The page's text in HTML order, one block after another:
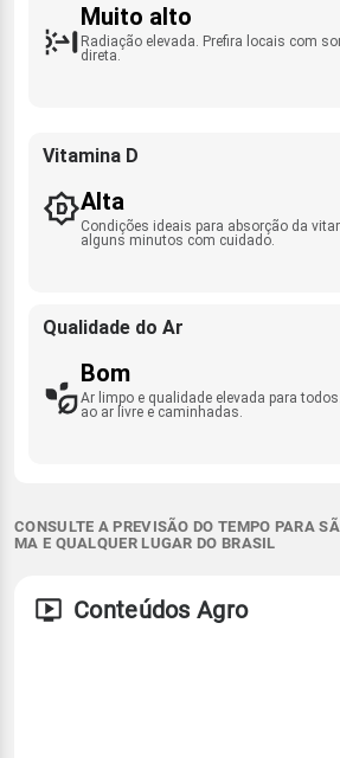
Muito alto
Radiação elevada. Prefira locais com
direta.
Vitamina D
Alta
Condições ideais para absorção da
alguns minutos com cuidado.
Qualidade do Ar
Bom
Ar limpo e qualidade elevada para
ao ar livre e caminhadas.
CONSULTE A PREVISÃO DO TEMPO PARA
MA E QUALQUER LUGAR DO BRASIL
Conteúdos Agro